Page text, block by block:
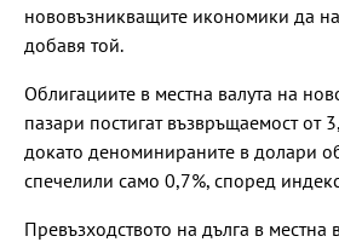
нововъзникващите икономики да
добавя той.
Облигациите в местна валута на
пазари постигат възвръщаемост от
докато деноминираните в долари
спечелили само 0,7%, според
Превъзходството на дълга в местна